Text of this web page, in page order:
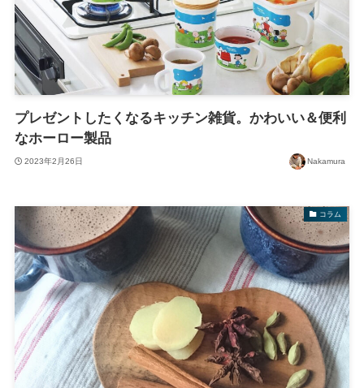
プレゼントしたくなるキッチン雑貨。かわいい＆便利
なホーロー製品
2023年2月26日 Nakamura
コラム